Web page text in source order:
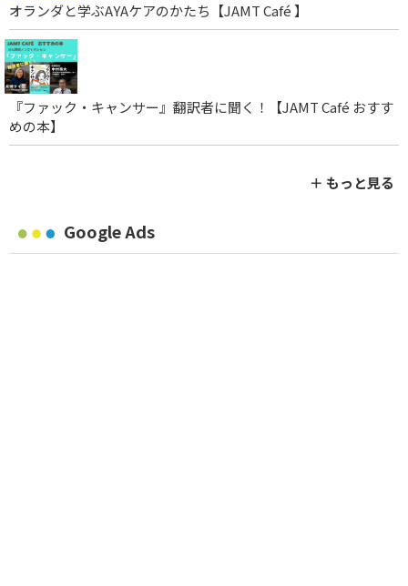
オランダと学ぶAYAケアのかたち【JAMT Café 】
『ファック・キャンサー』翻訳者に聞く！【JAMT Café おすす
めの本】
＋ もっと見る
Google Ads